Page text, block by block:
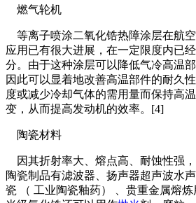
燃气轮机
等离子喷涂二氧化锆热障涂层在航
应用已有很大进展，在一定限度内已
分。由于这种涂层可以降低气冷高温
因此可以显着地改善高温部件的耐久
度或减少冷却气体的需用量而保持高
变，从而提高发动机的效率。[4]
陶瓷材料
因其折射率大、熔点高、耐蚀性强
陶瓷制品有滤波器、扬声器超声波水
瓷 （ 工业陶瓷釉药） 、贵重金属熔